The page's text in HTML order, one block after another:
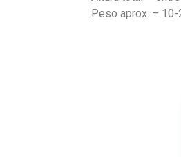
Peso aprox. – 10-